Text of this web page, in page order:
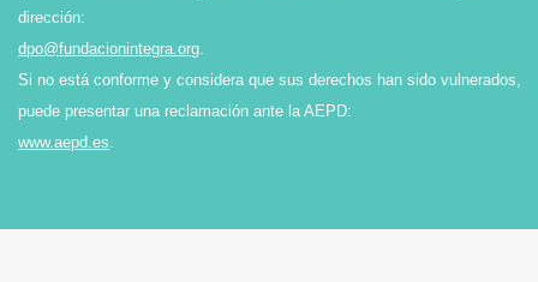
dirección:
dpo@fundacionintegra.org.
Si no está conforme y considera que sus derechos han sido vulnerados,
puede presentar una reclamación ante la AEPD:
www.aepd.es.